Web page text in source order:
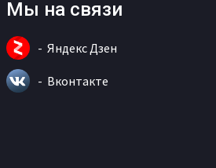
Мы на связи
Яндекс Дзен
Вконтакте